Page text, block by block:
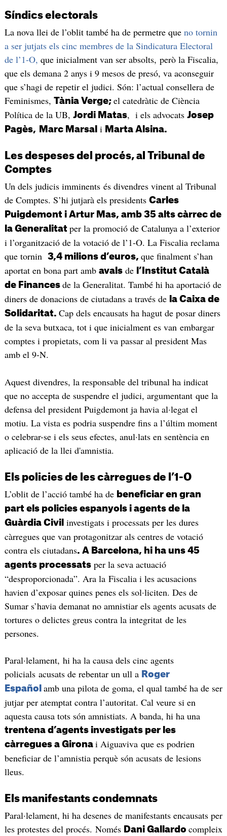
Síndics electorals
La nova llei de l’oblit també ha de permetre que no tornin
a ser jutjats els cinc membres de la Sindicatura Electoral
de l’1-O, que inicialment van ser absolts, però la Fiscalia,
que els demana 2 anys i 9 mesos de presó, va aconseguir
que s’hagi de repetir el judici. Són: l’actual consellera de
Feminismes, Tània Verge; el catedràtic de Ciència
Política de la UB, Jordi Matas, i els advocats Josep
Pagès,
Marc Marsal i Marta Alsina.
Les despeses del procés, al Tribunal de
Comptes
Un dels judicis imminents és divendres vinent al Tribunal
de Comptes. S’hi jutjarà els presidents Carles
Puigdemont i Artur Mas, amb 35 alts càrrec de
la Generalitat per la promoció de Catalunya a l’exterior
i l’organització de la votació de l’1-O. La Fiscalia reclama
que tornin
3,4 milions d’euros, que finalment s’han
aportat en bona part amb avalsde l’Institut Català
de Finances de la Generalitat. També hi ha aportació de
diners de donacions de ciutadans a través de la Caixa de
Solidaritat. Cap dels encausats ha hagut de posar diners
de la seva butxaca, tot i que inicialment es van embargar
comptes i propietats, com li va passar al president Mas
amb el 9-N.
Aquest divendres, la responsable del tribunal ha indicat
que no accepta de suspendre el judici, argumentant que la
defensa del president Puigdemont ja havia al·legat el
motiu. La vista es podria suspendre fins a l’últim moment
o celebrar-se i els seus efectes, anul·lats en sentència en
aplicació de la llei d'amnistia.
Els policies de les càrregues de l’1-O
L’oblit de l’acció també ha de beneficiar en gran
part els policies espanyols i agents de la
Guàrdia Civil investigats i processats per les dures
càrregues que van protagonitzar als centres de votació
contra els ciutadans. A Barcelona, hi ha uns 45
agents processatsper la seva actuació
“desproporcionada”. Ara la Fiscalia i les acusacions
havien d’exposar quines penes els sol·liciten. Des de
Sumar s’havia demanat no amnistiar els agents acusats de
tortures o delictes greus contra la integritat de les
persones.
Paral·lelament, hi ha la causa dels cinc agents
policials acusats de rebentar un ull a Roger
Español amb una pilota de goma, el qual també ha de ser
jutjar per atemptat contra l’autoritat. Cal veure si en
aquesta causa tots són amnistiats. A banda, hi ha una
trentena d’agents investigats per les
càrregues a Girona i Aiguaviva que es podrien
beneficiar de l’amnistia perquè són acusats de lesions
lleus.
Els manifestants condemnats
Paral·lelament, hi ha desenes de manifestants encausats per
les protestes del procés. Només Dani Gallardo compleix